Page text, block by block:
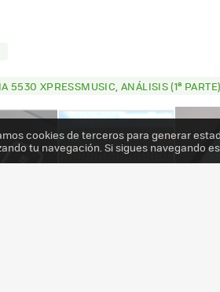
5530 XPRESSMUSIC, ANÁLISIS (1ª PARTE)
cookies de terceros para generar
tu navegación. Si sigues navegando